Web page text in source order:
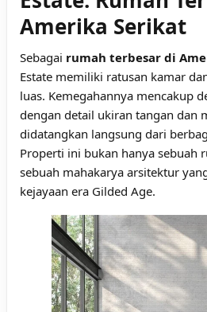
Amerika Serikat
Sebagai rumah terbesar di
Estate memiliki ratusan kamar
luas. Kemegahannya mencakup
dengan detail ukiran tangan dan
didatangkan langsung dari
Properti ini bukan hanya sebuah
sebuah mahakarya arsitektur
kejayaan era Gilded Age.